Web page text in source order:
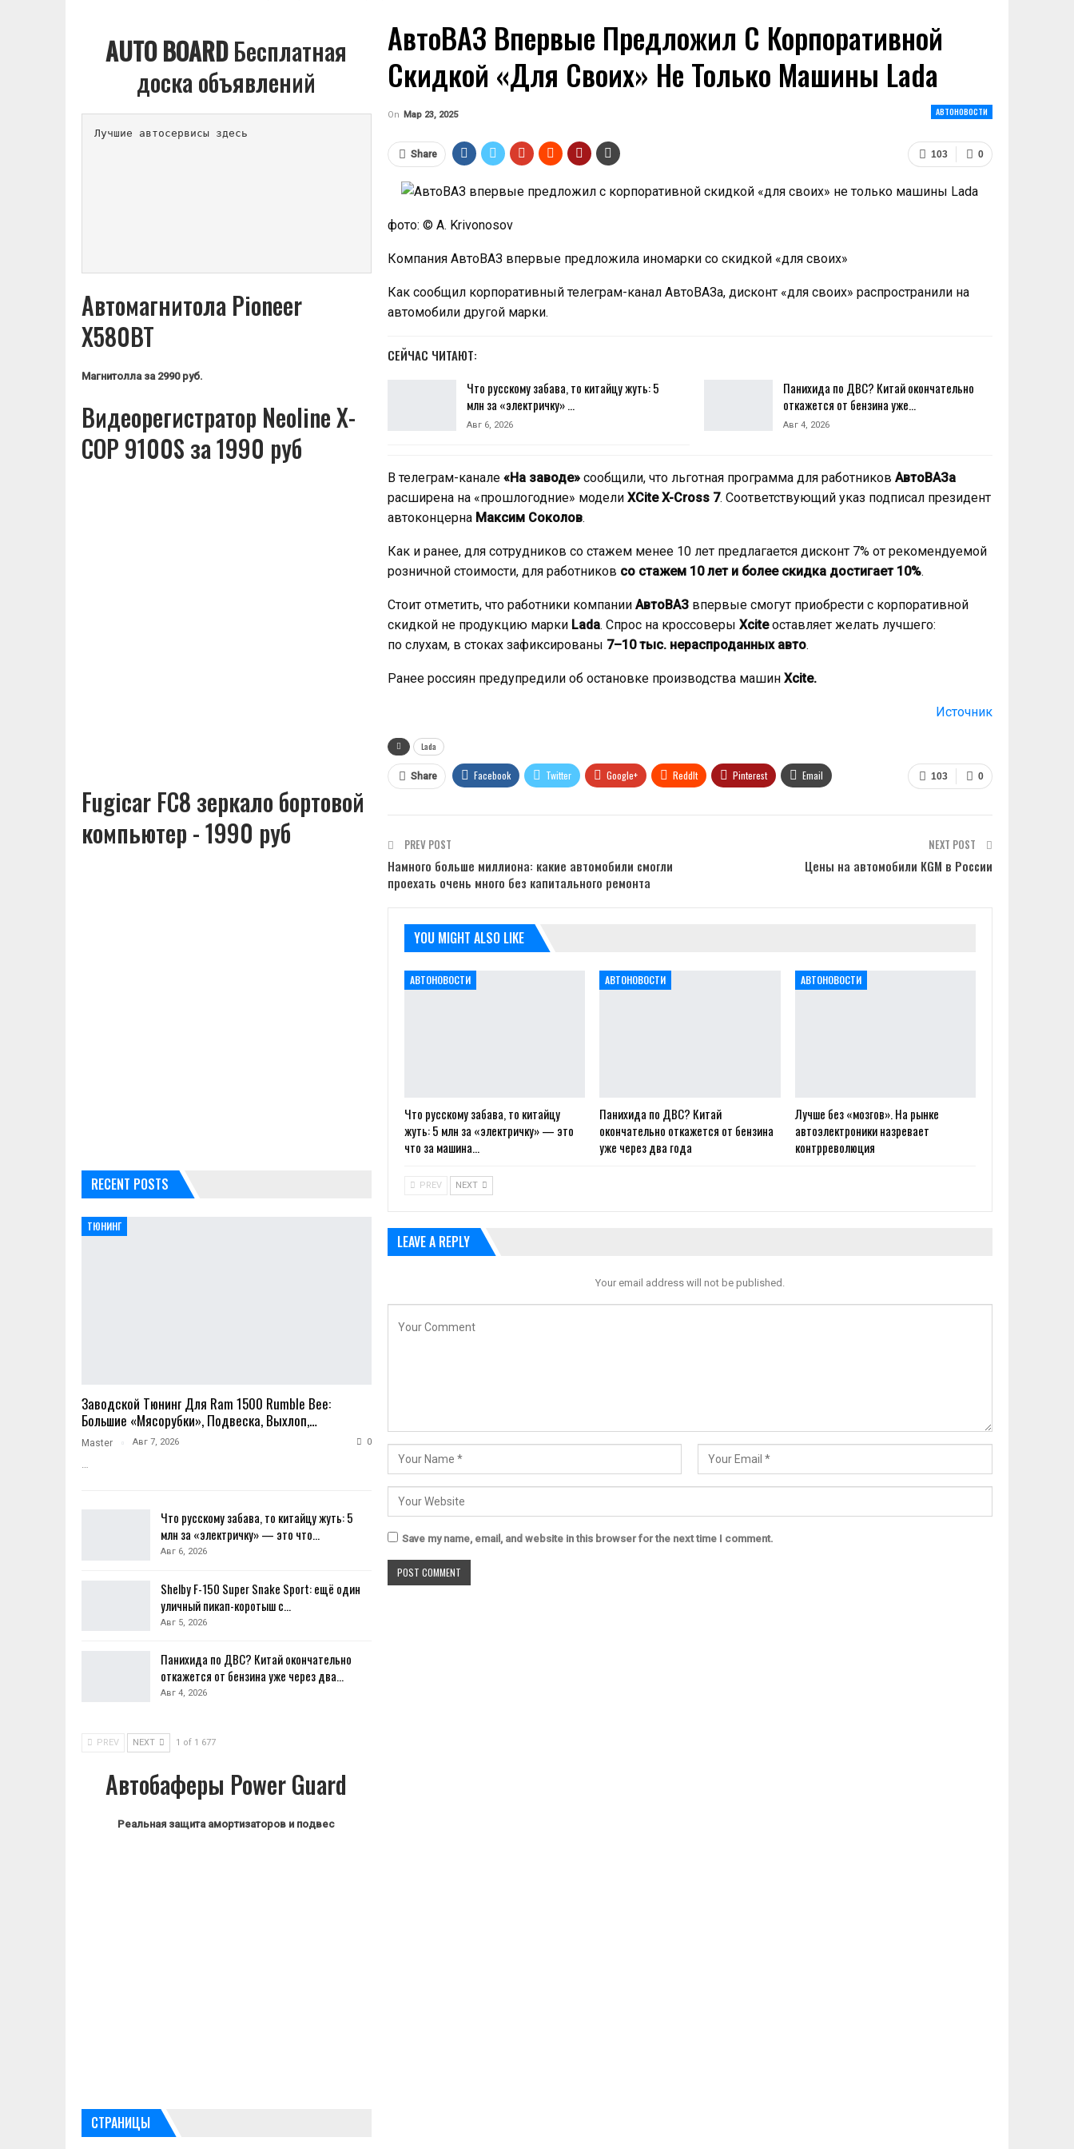
АвтоВАЗ Впервые Предложил С Корпоративной
Скидкой «для Своих» Не Только Машины Lada
АВТОНОВОСТИ
On Мар 23, 2025
0
103
Share
фото: © A. Krivonosov
Компания АвтоВАЗ впервые предложила иномарки со скидкой «для своих»
Как сообщил корпоративный телеграм-канал АвтоВАЗа, дисконт «для своих» распространили на
автомобили другой марки.
СЕЙЧАС ЧИТАЮТ:
Что русскому забава, то китайцу жуть: 5
млн за «электричку» …
Авг 6, 2026
Панихида по ДВС? Китай окончательно
откажется от бензина уже…
Авг 4, 2026
В телеграм-канале«На заводе»сообщили, что льготная программа для работников АвтоВАЗа
расширена на «прошлогодние» модели XCite X-Cross 7. Соответствующий указ подписал президент
автоконцерна Максим Соколов.
Как и ранее, для сотрудников со стажем менее 10 лет предлагается дисконт 7% от рекомендуемой
розничной стоимости, для работников со стажем 10 лет и более скидка достигает 10%.
Стоит отметить, что работники компанииАвтоВАЗвпервые смогут приобрести с корпоративной
скидкой не продукцию марки Lada. Спрос на кроссоверы Xciteоставляет желать лучшего:
по слухам, в стоках зафиксированы 7–10 тыс. нераспроданных авто.
Ранее россиян предупредили об остановке производства машин Xcite.
Источник
Lada
0
103
Share Facebook Twitter Google+ ReddIt Pinterest Email
PREV POST
Намного больше миллиона: какие автомобили смогли
проехать очень много без капитального ремонта
NEXT POST
Цены на автомобили KGM в России
YOU MIGHT ALSO LIKE
АВТОНОВОСТИ
Что русскому забава, то китайцу
жуть: 5 млн за «электричку» — это
что за машина…
АВТОНОВОСТИ
Панихида по ДВС? Китай
окончательно откажется от бензина
уже через два года
АВТОНОВОСТИ
Лучше без «мозгов». На рынке
автоэлектроники назревает
контрреволюция
PREV NEXT
LEAVE A REPLY
Your email address will not be published.
Save my name, email, and website in this browser for the next time I comment.
AUTO BOARDБесплатная
доска объявлений
Автомагнитола Pioneer
X580BT
Магнитолла за 2990 руб.
Видеорегистратор Neoline X-
COP 9100S за 1990 руб
Fugicar FC8 зеркало бортовой
компьютер - 1990 руб
RECENT POSTS
ТЮНИНГ
Заводской Тюнинг Для Ram 1500 Rumble Bee:
Большие «мясорубки», Подвеска, Выхлоп,…
Master Авг 7, 2026 0
…
Что русскому забава, то китайцу жуть: 5
млн за «электричку» — это что…
Авг 6, 2026
Shelby F-150 Super Snake Sport: ещё один
уличный пикап-коротыш с…
Авг 5, 2026
Панихида по ДВС? Китай окончательно
откажется от бензина уже через два…
Авг 4, 2026
PREV NEXT 1 of 1 677
Автобаферы Power Guard
Реальная защита амортизаторов и подвес
СТРАНИЦЫ